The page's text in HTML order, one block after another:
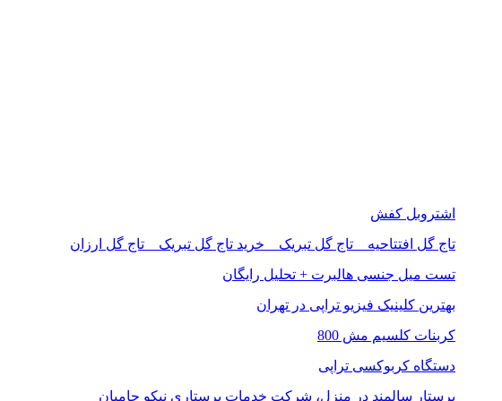
اشتروبل کفش
تاج گل افتتاحیه _ تاج گل تبریک _ خرید تاج گل تبریک _ تاج گل ارزان
تست میل جنسی هالبرت + تحلیل رایگان
بهترین کلینیک فیزیو تراپی در تهران
کربنات کلسیم مش 800
دستگاه کربوکسی تراپی
پرستار سالمند در منزل، شرکت خدمات پرستاری نیکو حامیان